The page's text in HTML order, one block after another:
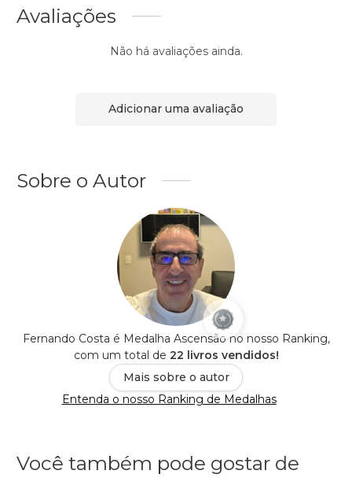
Avaliações
Não há avaliações ainda.
Adicionar uma avaliação
Sobre o Autor
Fernando Costa é Medalha Ascensão no nosso Ranking,
com um total de 22 livros vendidos!
Mais sobre o autor
Entenda o nosso Ranking de Medalhas
Você também pode gostar de